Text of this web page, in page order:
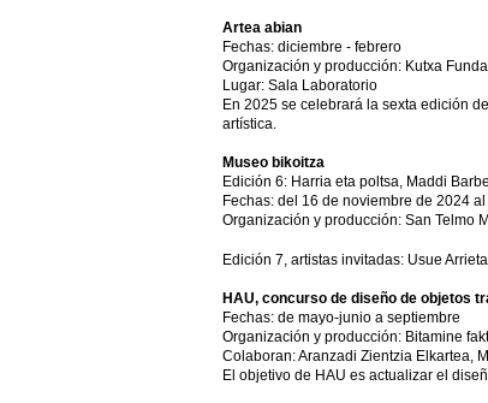
Artea abian
Fechas: diciembre - febrero
Organización y producción: Kutxa
Lugar: Sala Laboratorio
En 2025 se celebrará la sexta edición
artística.
Museo bikoitza
Edición 6: Harria eta poltsa, Maddi
Fechas: del 16 de noviembre de 2024
Organización y producción: San Telmo
Edición 7, artistas invitadas: Usue
HAU, concurso de diseño de objetos
Fechas: de mayo-junio a septiembre
Organización y producción: Bitamine
Colaboran: Aranzadi Zientzia Elkartea,
El objetivo de HAU es actualizar el